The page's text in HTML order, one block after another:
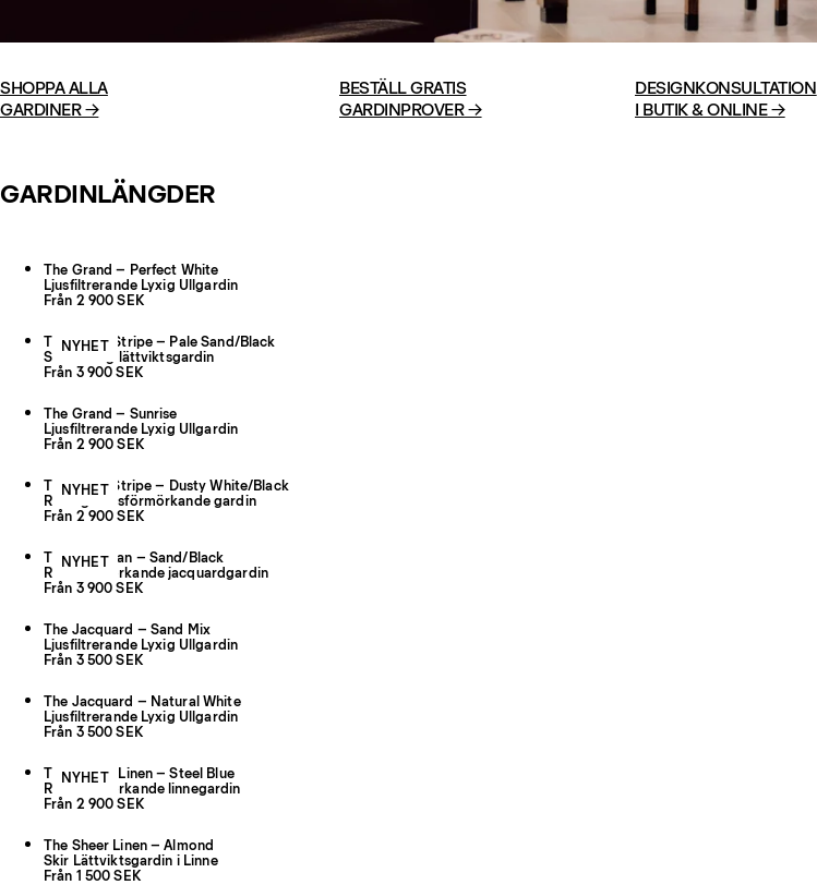
SHOPPA ALLA
GARDINER →
BESTÄLL GRATIS
GARDINPROVER →
DESIGNKONSULTATION
I BUTIK & ONLINE →
GARDINLÄNGDER
The Grand – Perfect White
Ljusfiltrerande Lyxig Ullgardin
Från 2 900 SEK
NYHET
The Sheer Stripe – Pale Sand/Black
Skir randig lättviktsgardin
Från 3 900 SEK
The Grand – Sunrise
Ljusfiltrerande Lyxig Ullgardin
Från 2 900 SEK
NYHET
The Triple Stripe – Dusty White/Black
Randig rumsförmörkande gardin
Från 2 900 SEK
NYHET
The Cardigan – Sand/Black
Rumsförmörkande jacquardgardin
Från 3 900 SEK
The Jacquard – Sand Mix
Ljusfiltrerande Lyxig Ullgardin
Från 3 500 SEK
The Jacquard – Natural White
Ljusfiltrerande Lyxig Ullgardin
Från 3 500 SEK
NYHET
The Studio Linen – Steel Blue
Rumsförmörkande linnegardin
Från 2 900 SEK
The Sheer Linen – Almond
Skir Lättviktsgardin i Linne
Från 1 500 SEK